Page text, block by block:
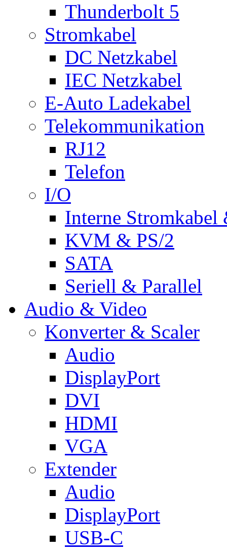
Thunderbolt 5
Stromkabel
DC Netzkabel
IEC Netzkabel
E-Auto Ladekabel
Telekommunikation
RJ12
Telefon
I/O
Interne Stromkabel
KVM & PS/2
SATA
Seriell & Parallel
Audio & Video
Konverter & Scaler
Audio
DisplayPort
DVI
HDMI
VGA
Extender
Audio
DisplayPort
USB-C